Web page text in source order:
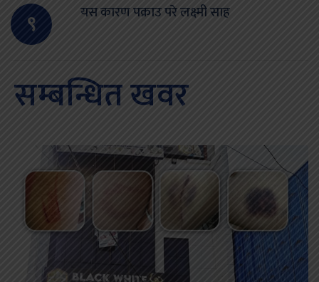
९ यस कारण पक्राउ परे लक्ष्मी साह
सम्बन्धित खवर